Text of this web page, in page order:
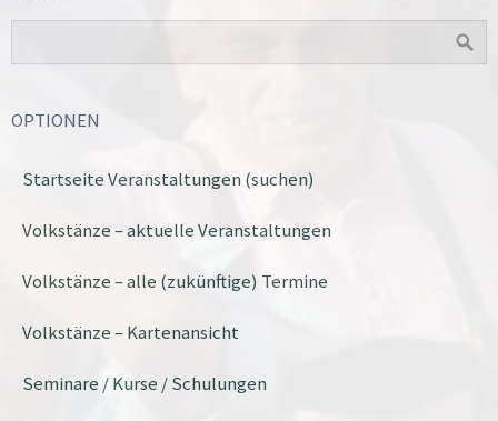
OPTIONEN
Startseite Veranstaltungen (suchen)
Volkstänze – aktuelle Veranstaltungen
Volkstänze – alle (zukünftige) Termine
Volkstänze – Kartenansicht
Seminare / Kurse / Schulungen